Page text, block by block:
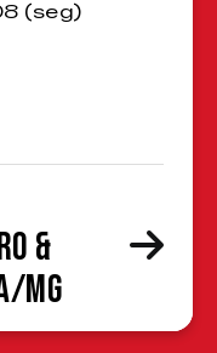
(seg)
&
MG